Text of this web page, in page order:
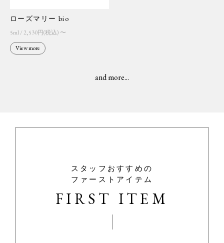
ローズマリー bio
5ml / 2,530円(税込) 〜
View more
and more...
スタッフおすすめの
ファーストアイテム
FIRST ITEM